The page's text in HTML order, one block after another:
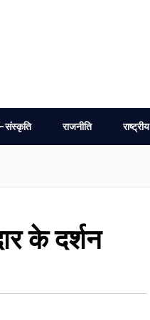
संस्कृति राजनीति राष्ट्रीय
के दर्शन